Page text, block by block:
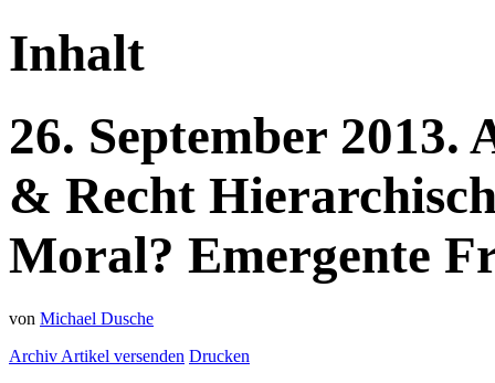
Inhalt
26. September 2013.
& Recht
Moral? Emergente
von Michael Dusche
Archiv Artikel versenden Drucken